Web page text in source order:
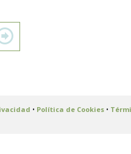
• Política de Cookies•